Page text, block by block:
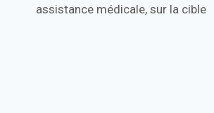
de
assistance médicale, sur la cible